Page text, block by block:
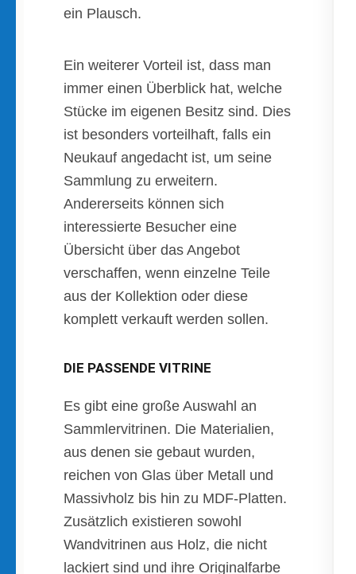
ein Plausch.
Ein weiterer Vorteil ist, dass man
immer einen Überblick hat, welche
Stücke im eigenen Besitz sind. Dies
ist besonders vorteilhaft, falls ein
Neukauf angedacht ist, um seine
Sammlung zu erweitern.
Andererseits können sich
interessierte Besucher eine
Übersicht über das Angebot
verschaffen, wenn einzelne Teile
aus der Kollektion oder diese
komplett verkauft werden sollen.
DIE PASSENDE VITRINE
Es gibt eine große Auswahl an
Sammlervitrinen. Die Materialien,
aus denen sie gebaut wurden,
reichen von Glas über Metall und
Massivholz bis hin zu MDF-Platten.
Zusätzlich existieren sowohl
Wandvitrinen aus Holz, die nicht
lackiert sind und ihre Originalfarbe